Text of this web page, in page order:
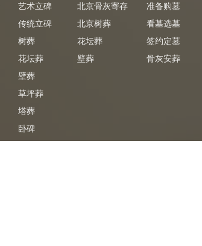
艺术立碑
传统立碑
树葬
花坛葬
壁葬
草坪葬
塔葬
卧碑
北京骨灰寄存
北京树葬
花坛葬
壁葬
准备购墓
看墓选墓
签约定墓
骨灰安葬